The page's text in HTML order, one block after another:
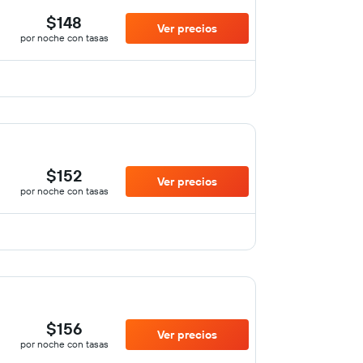
$148
por noche con tasas
Ver precios
$152
por noche con tasas
Ver precios
$156
por noche con tasas
Ver precios